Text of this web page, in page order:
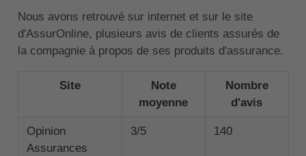
Nous avons retrouvé sur internet et sur le site
d'AssurOnline, plusieurs avis de clients assurés de
la compagnie à propos de ses produits d'assurance.
Site
Note
moyenne
Nombre
d'avis
Opinion
Assurances
3/5 140